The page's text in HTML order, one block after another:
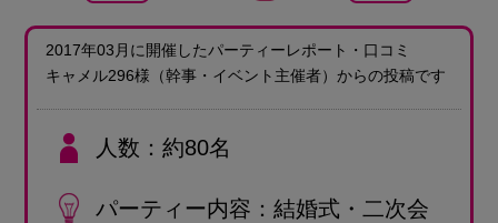
2017年03月に開催したパーティーレポート・口コミ
キャメル296様 （幹事・イベント主催者） からの投稿です
人数 約80名
パーティー内容 結婚式・二次会